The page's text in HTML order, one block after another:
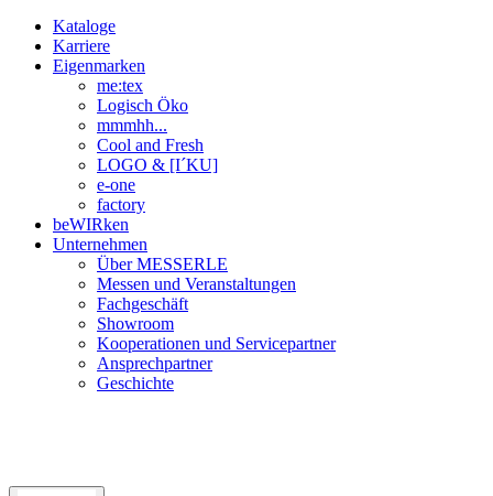
Kataloge
Karriere
Eigenmarken
me:tex
Logisch Öko
mmmhh...
Cool and Fresh
LOGO & [I´KU]
e-one
factory
beWIRken
Unternehmen
Über MESSERLE
Messen und Veranstaltungen
Fachgeschäft
Showroom
Kooperationen und Servicepartner
Ansprechpartner
Geschichte